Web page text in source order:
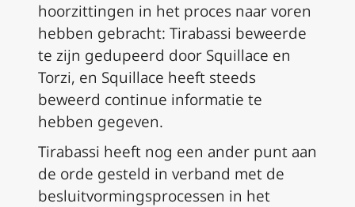
hoorzittingen in het proces naar voren
hebben gebracht: Tirabassi beweerde
te zijn gedupeerd door Squillace en
Torzi, en Squillace heeft steeds
beweerd continue informatie te
hebben gegeven.
Tirabassi heeft nog een ander punt aan
de orde gesteld in verband met de
besluitvormingsprocessen in het